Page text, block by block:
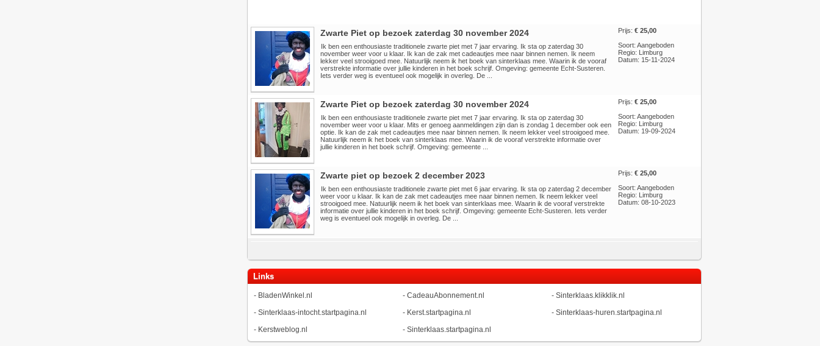
Zwarte Piet op bezoek zaterdag 30 november 2024
Ik ben een enthousiaste traditionele zwarte piet met 7 jaar ervaring. Ik sta op zaterdag 30
november weer voor u klaar. Ik kan de zak met cadeautjes mee naar binnen nemen. Ik neem
lekker veel strooigoed mee. Natuurlijk neem ik het boek van sinterklaas mee. Waarin ik de vooraf
verstrekte informatie over jullie kinderen in het boek schrijf. Omgeving: gemeente Echt-Susteren.
Iets verder weg is eventueel ook mogelijk in overleg. De ...
Prijs: € 25,00
Soort: Aangeboden
Regio: Limburg
Datum: 15-11-2024
Zwarte Piet op bezoek zaterdag 30 november 2024
Ik ben een enthousiaste traditionele zwarte piet met 7 jaar ervaring. Ik sta op zaterdag 30
november weer voor u klaar. Mits er genoeg aanmeldingen zijn dan is zondag 1 december ook een
optie. Ik kan de zak met cadeautjes mee naar binnen nemen. Ik neem lekker veel strooigoed mee.
Natuurlijk neem ik het boek van sinterklaas mee. Waarin ik de vooraf verstrekte informatie over
jullie kinderen in het boek schrijf. Omgeving: gemeente ...
Prijs: € 25,00
Soort: Aangeboden
Regio: Limburg
Datum: 19-09-2024
Zwarte piet op bezoek 2 december 2023
Ik ben een enthousiaste traditionele zwarte piet met 6 jaar ervaring. Ik sta op zaterdag 2 december
weer voor u klaar. Ik kan de zak met cadeautjes mee naar binnen nemen. Ik neem lekker veel
strooigoed mee. Natuurlijk neem ik het boek van sinterklaas mee. Waarin ik de vooraf verstrekte
informatie over jullie kinderen in het boek schrijf. Omgeving: gemeente Echt-Susteren. Iets verder
weg is eventueel ook mogelijk in overleg. De ...
Prijs: € 25,00
Soort: Aangeboden
Regio: Limburg
Datum: 08-10-2023
Links
- BladenWinkel.nl - CadeauAbonnement.nl - Sinterklaas.klikklik.nl
- Sinterklaas-intocht.startpagina.nl - Kerst.startpagina.nl - Sinterklaas-huren.startpagina.nl
- Kerstweblog.nl - Sinterklaas.startpagina.nl